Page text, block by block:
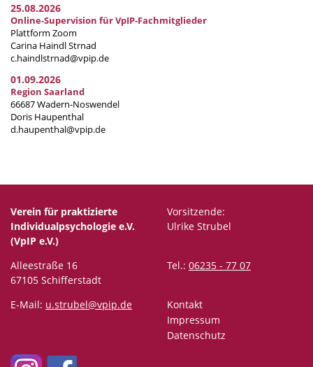
25.08.2026
Online-Supervision für VpIP-Fachmitglieder
Plattform Zoom
Carina Haindl Strnad
c.haindlstrnad@vpip.de
01.09.2026
Region Saarland
66687 Wadern-Noswendel
Doris Haupenthal
d.haupenthal@vpip.de
Verein für praktizierte
Individualpsychologie e.V.
(VpIP e.V.)
Vorsitzende:
Ulrike Strubel
Alleestraße 16
67105 Schifferstadt
Tel.: 06235 - 77 07
E-Mail: u.strubel@vpip.de
Kontakt
Impressum
Datenschutz